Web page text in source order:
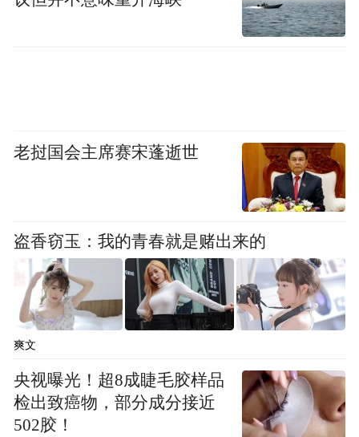
对话/ 叶宇婷
“我还像个逃犯一样”
旁白：8月22日，福建高院宣布念斌无罪，当
庭释放，但接下来的日子并不十分安定。姐
姐念建兰带着念斌到约好的地点接受采访，
半途接到电话，说丁家人在约定地点附近，
她让司机掉头把念斌送回去了。电话中，念
建兰声音有些发抖。她早上听人说，丁家在
村里设灵堂，拉横幅，挂念斌和律师张燕生
的相片。为避免冲突，念斌只能暂时住在朋
友家，除了亲戚外，很少见人。念建兰讲：
老挝国会主席赛宋蓬逝世
盗香窃玉：我的青春就是赌出来的
爽文
央视曝光！超8成睫毛胶样品
检出致癌物，部分成分接近
502胶！